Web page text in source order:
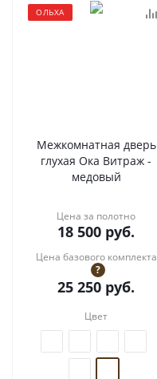
ОЛЬХА
Межкомнатная дверь
глухая Ока Витраж -
медовый
Цена за полотно
18 500 руб.
Цена базового комплекта
?
25 250 руб.
Цвет